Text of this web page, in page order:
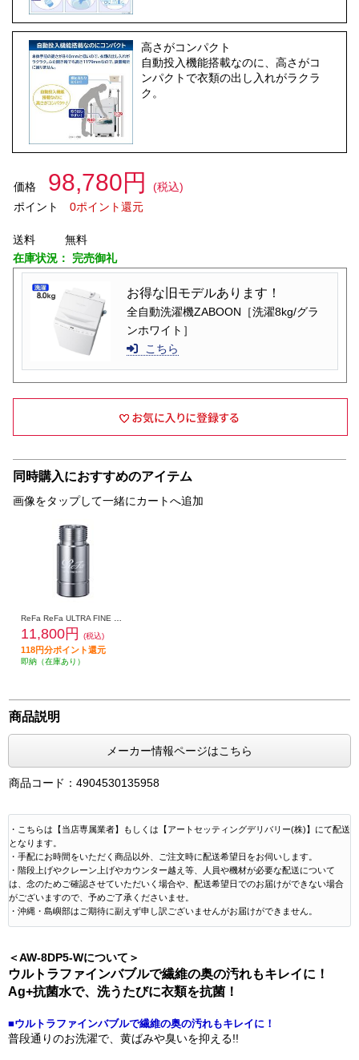
高さがコンパクト
自動投入機能搭載なのに、高さがコ
ンパクトで衣類の出し入れがラクラ
ク。
価格 98,780円
(税込)
ポイント
0ポイント還元
送料
無料
在庫状況： 完売御礼
お得な旧モデルあります！
全自動洗濯機ZABOON［洗濯8kg/グラ
ンホワイト］
こちら
同時購入におすすめのアイテム
画像をタップして一緒にカートへ追加
11,800円 (税込)
118円分ポイント還元
即納（在庫あり）
商品説明
メーカー情報ページはこちら
商品コード：4904530135958
・こちらは【当店専属業者】もしくは【アートセッティングデリバリー(株)】にて配送
となります。
・手配にお時間をいただく商品以外、ご注文時に配送希望日をお伺いします。
・階段上げやクレーン上げやカウンター越え等、人員や機材が必要な配送について
は、念のためご確認させていただいく場合や、配送希望日でのお届けができない場合
がございますので、予めご了承くださいませ。
・沖縄・島嶼部はご期待に副えず申し訳ございませんがお届けができません。
＜AW-8DP5-Wについて＞
ウルトラファインバブルで繊維の奥の汚れもキレイに！
Ag+抗菌水で、洗うたびに衣類を抗菌！
■ウルトラファインバブルで繊維の奥の汚れもキレイに！
普段通りのお洗濯で、黄ばみや臭いを抑える!!